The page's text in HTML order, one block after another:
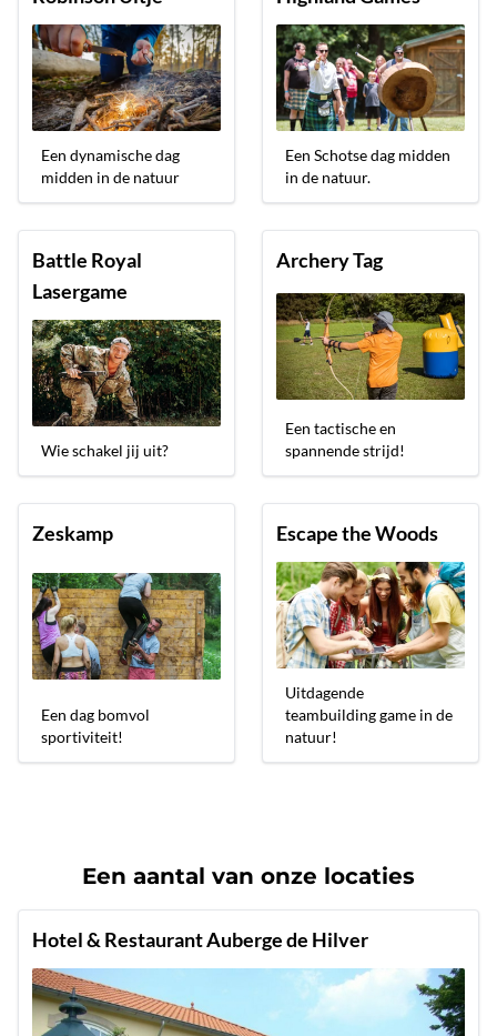
Een dynamische dag
midden in de natuur
Een Schotse dag midden
in de natuur.
Battle Royal
Lasergame
Wie schakel jij uit?
Archery Tag
Een tactische en
spannende strijd!
Zeskamp
Een dag bomvol
sportiviteit!
Escape the Woods
Uitdagende
teambuilding game in de
natuur!
Een aantal van onze locaties
Hotel & Restaurant Auberge de Hilver